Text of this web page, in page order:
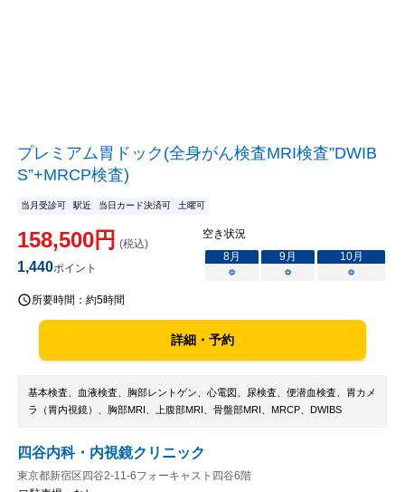
プレミアム胃ドック(全身がん検査MRI検査”DWIB
S”+MRCP検査)
当月受診可 駅近 当日カード決済可 土曜可
158,500円 (税込)
1,440ポイント
空き状況
8月 9月 10月
○
○ ○
所要時間： 約5時間
詳細・予約
基本検査、血液検査、胸部レントゲン、心電図、尿検査、便潜血検査、胃カメ
ラ（胃内視鏡）、胸部MRI、上腹部MRI、骨盤部MRI、MRCP、DWIBS
四谷内科・内視鏡クリニック
東京都新宿区四谷2-11-6フォーキャスト四谷6階